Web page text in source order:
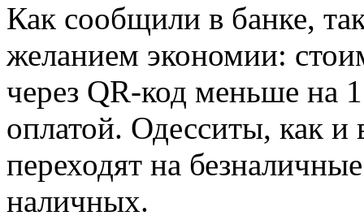
Как сообщили в банке,
желанием экономии:
через QR-код меньше на
оплатой. Одесситы, как и
переходят на
наличных.